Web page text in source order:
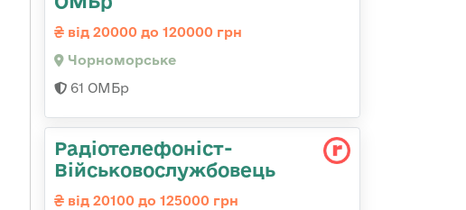
від 20000 до 120000 грн
Чорноморське
61 ОМБр
Радіотелефоніст-
Військовослужбовець
від 20100 до 125000 грн